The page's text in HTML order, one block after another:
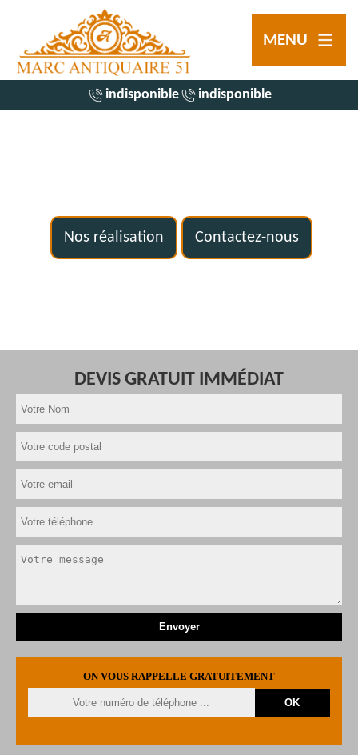
MENU
indisponible indisponible
Nos réalisation Contactez-nous
DEVIS GRATUIT IMMÉDIAT
ON VOUS RAPPELLE GRATUITEMENT